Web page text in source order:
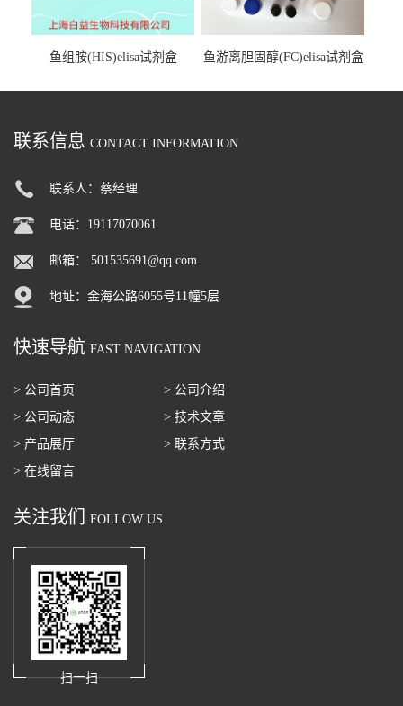
鱼组胺(HIS)elisa试剂盒 鱼游离胆固醇(FC)elisa试剂盒
联系信息 CONTACT INFORMATION
联系人：蔡经理
电话：19117070061
邮箱： 501535691@qq.com
地址：金海公路6055号11幢5层
快速导航 FAST NAVIGATION
> 公司首页
> 公司介绍
> 公司动态
> 技术文章
> 产品展厅
> 联系方式
> 在线留言
关注我们 FOLLOW US
扫一扫